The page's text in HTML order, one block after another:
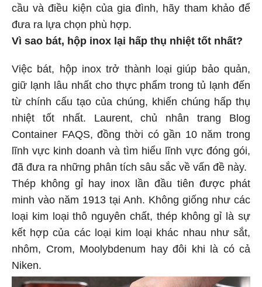
cầu và điều kiện của gia đình, hãy tham khảo để
đưa ra lựa chọn phù hợp.
Vì sao bát, hộp inox lại hấp thụ nhiệt tốt nhất?
Việc bát, hộp inox trở thành loại giúp bảo quản,
giữ lạnh lâu nhất cho thực phẩm trong tủ lạnh đến
từ chính cấu tạo của chúng, khiến chúng hấp thụ
nhiệt tốt nhất. Laurent, chủ nhân trang Blog
Container FAQS, đồng thời có gần 10 năm trong
lĩnh vực kinh doanh và tìm hiểu lĩnh vực đóng gói,
đã đưa ra những phân tích sâu sắc về vấn đề này.
Thép không gỉ hay inox lần đầu tiên được phát
minh vào năm 1913 tại Anh. Không giống như các
loại kim loại thô nguyên chất, thép không gỉ là sự
kết hợp của các loại kim loại khác nhau như sắt,
nhôm, Crom, Moolybdenum hay đôi khi là có cả
Niken.